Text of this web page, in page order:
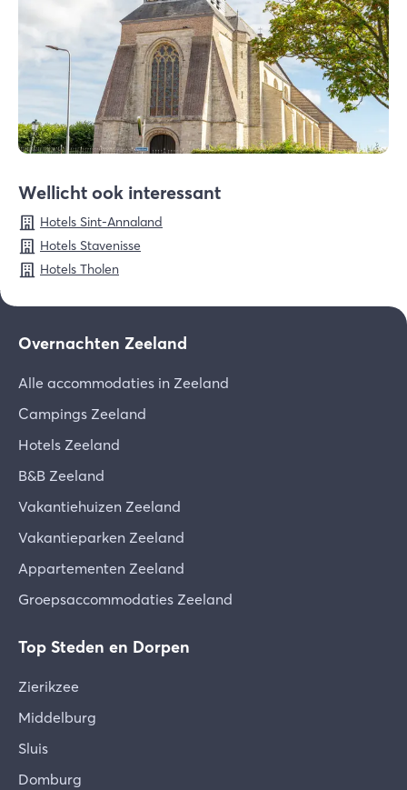
Wellicht ook interessant
Hotels Sint-Annaland
Hotels Stavenisse
Hotels Tholen
Overnachten Zeeland
Alle accommodaties in Zeeland
Campings Zeeland
Hotels Zeeland
B&B Zeeland
Vakantiehuizen Zeeland
Vakantieparken Zeeland
Appartementen Zeeland
Groepsaccommodaties Zeeland
Top Steden en Dorpen
Zierikzee
Middelburg
Sluis
Domburg